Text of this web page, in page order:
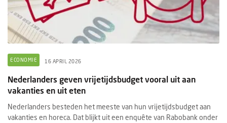
ECONOMIE 16 APRIL 2026
Nederlanders geven vrijetijdsbudget vooral uit aan
vakanties en uit eten
Nederlanders besteden het meeste van hun vrijetijdsbudget aan
vakanties en horeca. Dat blijkt uit een enquête van Rabobank onder